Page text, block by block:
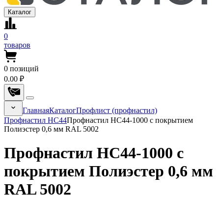
Каталог
0
товаров
0 позиций
0.00 ₽
ГлавнаяКаталогПрофлист (профнастил)
Профнастил НС44Профнастил НС44-1000 с покрытием
Полиэстер 0,6 мм RAL 5002
Профнастил НС44-1000 с
покрытием Полиэстер 0,6 мм
RAL 5002